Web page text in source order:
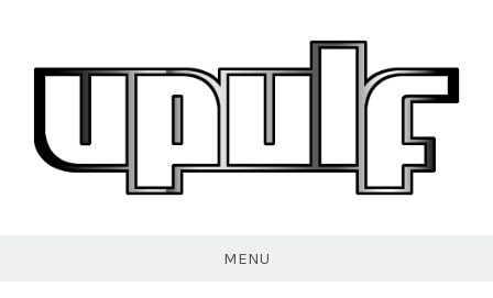
content
MENU